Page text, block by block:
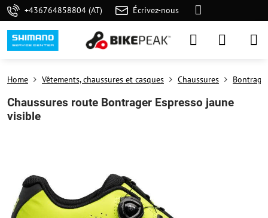
+436764858804 (AT) Écrivez-nous
Home Vêtements, chaussures et casques Chaussures
Chaussures route Bontrager Espresso jaune
visible